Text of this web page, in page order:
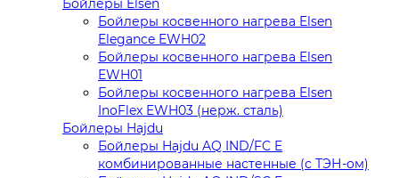
Бойлеры Elsen
Бойлеры косвенного нагрева Elsen
Elegance EWH02
Бойлеры косвенного нагрева Elsen
EWH01
Бойлеры косвенного нагрева Elsen
InoFlex EWH03 (нерж. сталь)
Бойлеры Hajdu
Бойлеры Hajdu AQ IND/FC E
комбинированные настенные (с ТЭН-ом)